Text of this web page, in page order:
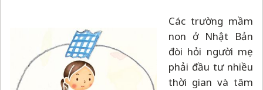
Các trường mầm
non ở Nhật Bản
đòi hỏi người mẹ
phải đầu tư nhiều
thời gian và tâm